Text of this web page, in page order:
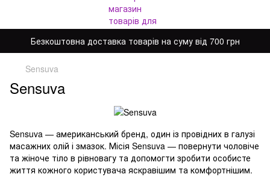
Безкоштовна доставка товарів на суму від 700 грн
Sensuva
Sensuva
Sensuva — американський бренд, один із провідних в галузі
масажних олій і змазок. Місія Sensuva — повернути чоловіче
та жіноче тіло в рівновагу та допомогти зробити особисте
життя кожного користувача яскравішим та комфортнішим.